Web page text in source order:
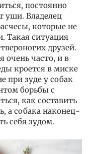
постоянно
уши. Владелец
которые не
Такая ситуация
друзей.
очень часто, и в
кроется в миске
при зуде у собак
борьбы с
как составить
а собака наконец-
себя зудом.